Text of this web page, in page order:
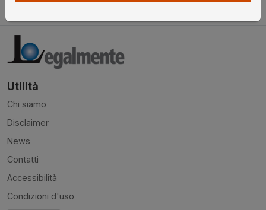
senza incanto
Utilità
Chi siamo
Disclaimer
News
Contatti
Accessibilità
Condizioni d'uso